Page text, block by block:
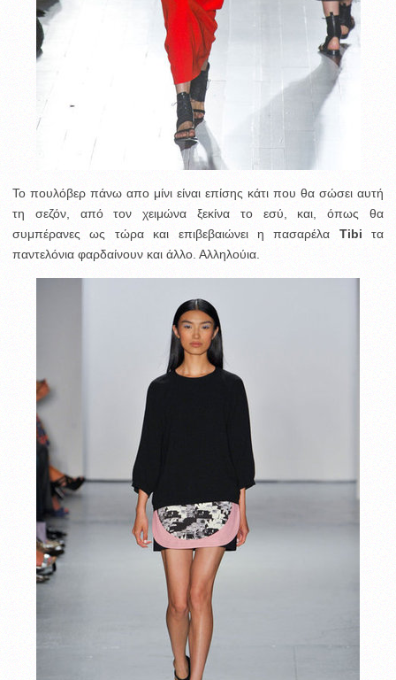
Το πουλόβερ πάνω απο μίνι είναι επίσης κάτι που θα σώσει αυτή
τη σεζόν, από τον χειμώνα ξεκίνα το εσύ, και, όπως θα
συμπέρανες ως τώρα και επιβεβαιώνει η πασαρέλα Tibi τα
παντελόνια φαρδαίνουν και άλλο. Αλληλούια.